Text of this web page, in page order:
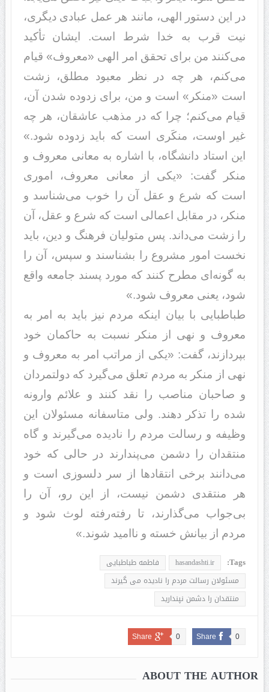
در این دستور الهی، مانند هر عمل عبادی دیگری،
نیت قرب به خدا شرط است. ایشان تأکید
می‌کنند من برای تحقق امر الهی «معروف» قیام
می‌کنم، هر چه در نظر معبود مطلق، زشت
است «منکر» است و من، برای زدوده شدن آن،
قیام می‌کنم؛ چرا که در مذهب عاشقان، هر چه
غیر اوست، منکَری است که باید زدوده شود.»
این استاد دانشگاه، با اشاره به معانی معروف و
منکر گفت: «یکی از معانی معروف، اموری
است که شرع و عقل آن را خوب می‌شناسد و
منکر، در مقابل اعمالی است که شرع و عقل، آن
را زشت می‌داند. پس متولیان فرهنگ و دین، باید
نخست امور مشروع را بشناسند و سپس، آن را
به گونه‌ای مطرح کنند که مورد پسند جامعه واقع
شود، یعنی معروف شود.»
طباطبایی با بیان اینکه مردم نیز باید به امر به
معروف و نهی از منکر نسبت به حاکمان خود
بپردازند، گفت: «یکی از مراتب امر به معروف و
نهی از منکر به مردم تعلق می‌گیرد که دولتمردان
و صاحبان مناصب را نقد کنند و علائم وارونه
شده را تذکر دهند. ولی متاسفانه مسئولان این
وظیفه و رسالت مردم را نادیده می‌گیرند و گاه
منتقدان را دشمن می‌پندارند در حالی که خود
می‌دانند برخی انتقادها از سر دلسوزی است و
هر منتقدی دشمن نیست، از این رو، آن را
بی‌جواب می‌گذارند، تا رفته‌رفته لوث شود و
مردم از بیانش خسته و ناامید شوند.»
Tags:
hasandashti.ir
فاطمه طباطبایی
مسئولان رسالت مردم را نادیده می گیرند
منتقدان را دشمن نپندارید
Share 0
Share 0
ABOUT THE AUTHOR